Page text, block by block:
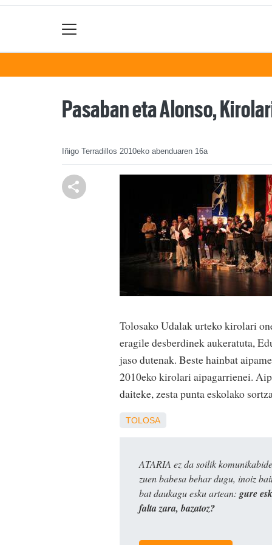
Pasaban eta Alonso,
Iñigo Terradillos 2010eko abenduaren 16a
Tolosako Udalak urteko kirolari
eragile desberdinek aukeratuta,
jaso dutenak. Beste hainbat
2010eko kirolari aipagarrienei.
daiteke, zesta punta eskolako
TOLOSA
ATARIA ez da soilik
zuen babesa behar dugu, inoiz
bat daukagu esku artean: gure
falta zara, bazatoz?